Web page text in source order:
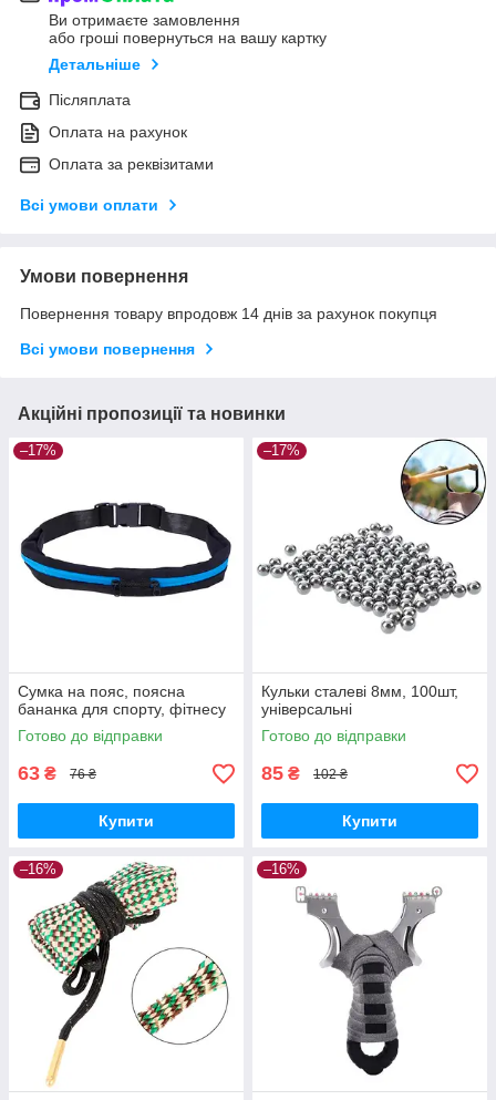
Ви отримаєте замовлення
або гроші повернуться на вашу картку
Детальніше
Післяплата
Оплата на рахунок
Оплата за реквізитами
Всі умови оплати
Умови повернення
Повернення товару впродовж 14 днів за рахунок покупця
Всі умови повернення
Акційні пропозиції та новинки
–17%
Сумка на пояс, поясна
бананка для спорту, фітнесу
Готово до відправки
63 ₴ 76 ₴
Купити
–17%
Кульки сталеві 8мм, 100шт,
універсальні
Готово до відправки
85 ₴ 102 ₴
Купити
–16% –16%